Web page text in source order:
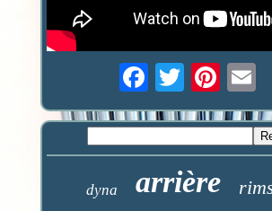
dyna arrière